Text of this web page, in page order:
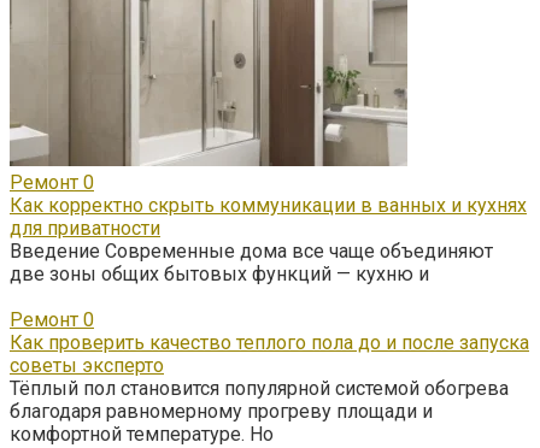
Ремонт 0
Как корректно скрыть коммуникации в ванных и кухнях
для приватности
Введение Современные дома все чаще объединяют
две зоны общих бытовых функций — кухню и
Ремонт 0
Как проверить качество теплого пола до и после запуска
советы эксперто
Тёплый пол становится популярной системой обогрева
благодаря равномерному прогреву площади и
комфортной температуре. Но